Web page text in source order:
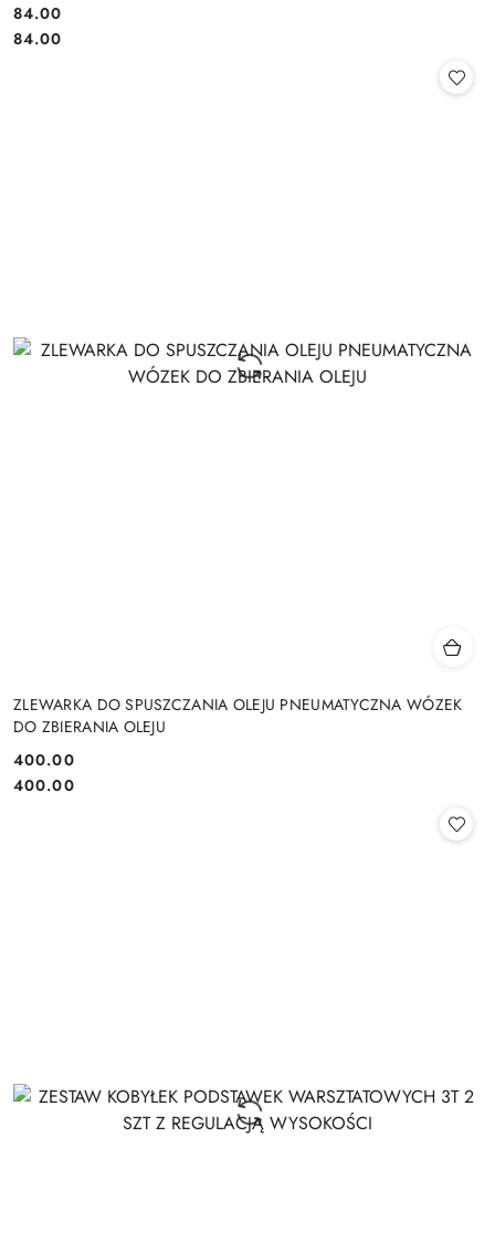
Cena:
84.00
Cena:
84.00
ZLEWARKA DO SPUSZCZANIA OLEJU PNEUMATYCZNA WÓZEK
DO ZBIERANIA OLEJU
Cena:
400.00
Cena:
400.00